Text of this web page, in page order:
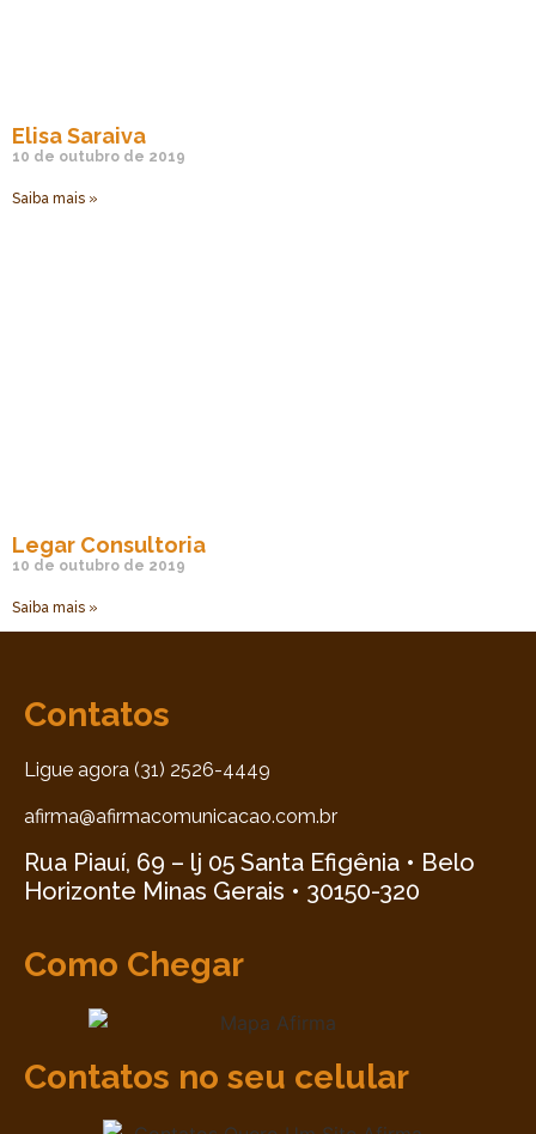
Elisa Saraiva
10 de outubro de 2019
Saiba mais »
Legar Consultoria
10 de outubro de 2019
Saiba mais »
Contatos
Ligue agora (31) 2526-4449
afirma@afirmacomunicacao.com.br
Rua Piauí, 69 – lj 05 Santa Efigênia • Belo
Horizonte Minas Gerais • 30150-320
Como Chegar
Contatos no seu celular